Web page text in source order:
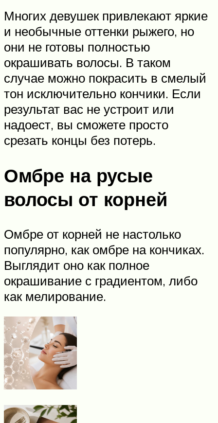
Многих девушек привлекают яркие
и необычные оттенки рыжего, но
они не готовы полностью
окрашивать волосы. В таком
случае можно покрасить в смелый
тон исключительно кончики. Если
результат вас не устроит или
надоест, вы сможете просто
срезать концы без потерь.
Омбре на русые
волосы от корней
Омбре от корней не настолько
популярно, как омбре на кончиках.
Выглядит оно как полное
окрашивание с градиентом, либо
как мелирование.